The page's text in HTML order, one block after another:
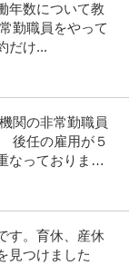
歓迎】経営コンサル
提供：doda
人をもっと見る
年数について教
勤職員をやって
だけ...
関の非常勤職員
後任の雇用が５
なっておりませ
す。育休、産休
見つけました